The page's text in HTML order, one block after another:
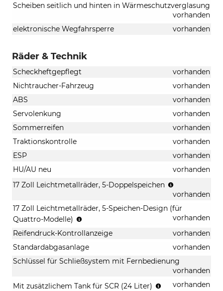
Scheiben seitlich und hinten in Wärmeschutzverglasung
vorhanden
elektronische Wegfahrsperre
vorhanden
Räder & Technik
Scheckheftgepflegt
vorhanden
Nichtraucher-Fahrzeug
vorhanden
ABS
vorhanden
Servolenkung
vorhanden
Sommerreifen
vorhanden
Traktionskontrolle
vorhanden
ESP
vorhanden
HU/AU neu
vorhanden
17 Zoll Leichtmetallräder, 5-Doppelspeichen
225/55
17)
vorhanden
17 Zoll Leichtmetallräder, 5-Speichen-Design (für
Quattro-Modelle)
Verbindung
mit
Modell)
225/55
vorhanden
Reifendruck-Kontrollanzeige
vorhanden
Standardabgasanlage
vorhanden
Schlüssel für Schließsystem mit Fernbedienung
vorhanden
Mit zusätzlichem Tank für SCR (24 Liter)
(nurvorhanden